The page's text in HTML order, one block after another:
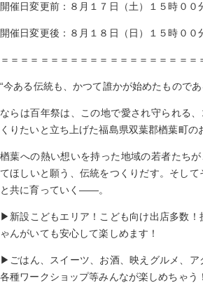
開催日変更前：８月１７日（土）１５時００
開催日変更後：８月１８日（日）１５時００
＝＝＝＝＝＝＝＝＝＝＝＝＝＝＝＝＝＝＝＝
“今ある伝統も、かつて誰かが始めたものであ
ならは百年祭は、この地で愛され守られる
くりたいと立ち上げた福島県双葉郡楢葉町の
楢葉への熱い想いを持った地域の若者たち
てほしいと願う、伝統をつくりだす。そして
と共に育っていく――。
▶︎新設こどもエリア！こども向け出店多数！
ゃんがいても安心して楽しめます！
▶ごはん、スイーツ、お酒、映えグルメ、ア
各種ワークショップ等みんなが楽しめちゃう！